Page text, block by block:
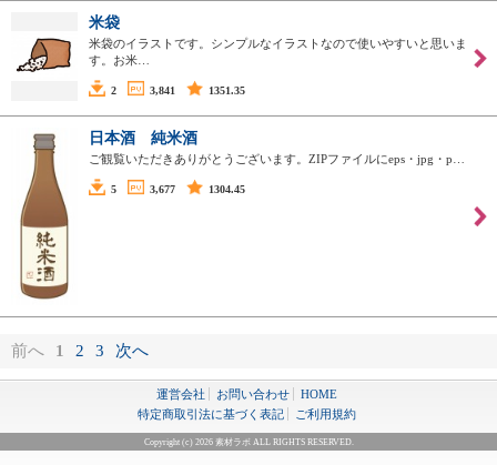
米袋
米袋のイラストです。シンプルなイラストなので使いやすいと思いま
す。お米…
2 3,841 1351.35
日本酒 純米酒
ご観覧いただきありがとうございます。ZIPファイルにeps・jpg・p…
5 3,677 1304.45
前へ 1 2 3 次へ
運営会社 お問い合わせ
HOME
特定商取引法に基づく表記
ご利用規約
Copyright (c) 2026 素材ラボ ALL RIGHTS RESERVED.